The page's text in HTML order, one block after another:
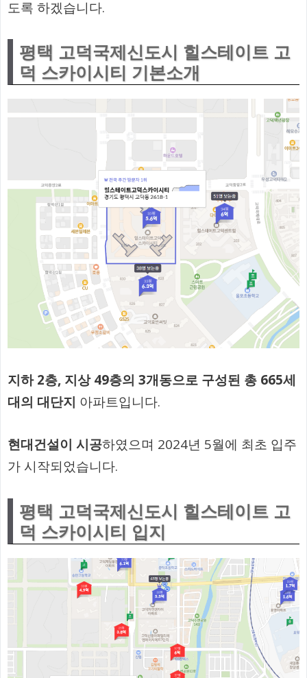
도록 하겠습니다.
평택 고덕국제신도시 힐스테이트 고
덕 스카이시티 기본소개
지하 2층, 지상 49층의 3개동으로 구성된 총 665세
대의 대단지 아파트입니다.
현대건설이 시공하였으며 2024년 5월에 최초 입주
가 시작되었습니다.
평택 고덕국제신도시 힐스테이트 고
덕 스카이시티 입지